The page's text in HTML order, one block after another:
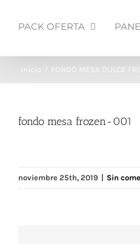
PACK OFERTA
Inicio FONDO MESA DULCE
fondo mesa frozen-001
noviembre 25th, 2019 | Sin